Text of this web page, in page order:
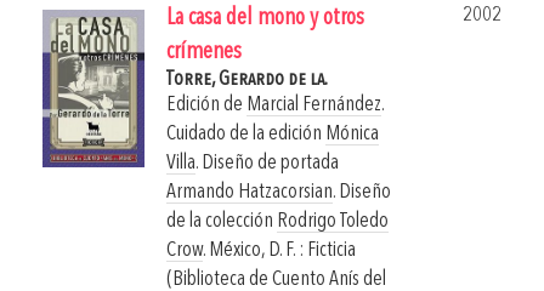
La casa del mono y otros
crímenes
2002
Torre, Gerardo de la.
Edición de Marcial Fernández.
Cuidado de la edición Mónica
Villa. Diseño de portada
Armando Hatzacorsian. Diseño
de la colección Rodrigo Toledo
Crow. México, D. F. : Ficticia
(Biblioteca de Cuento Anís del